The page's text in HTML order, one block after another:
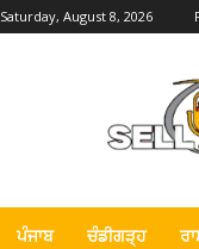
Saturday, August 8, 2026
ਪੰਜਾਬ ਚੰਡੀਗੜ੍ਹ